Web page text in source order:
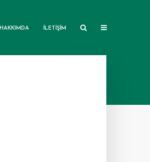
HAKKIMDA İLETIŞIM